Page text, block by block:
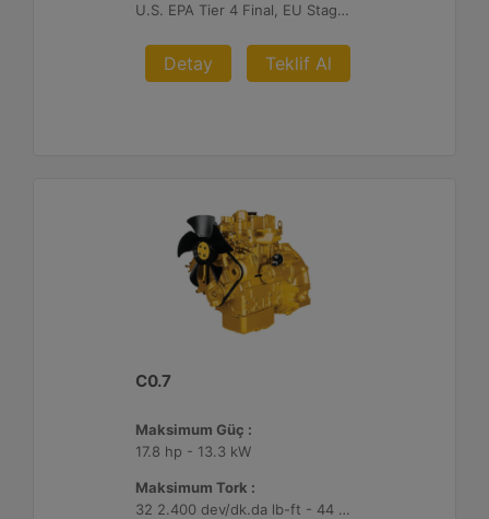
U.S. EPA Tier 4 Final, EU Stage V
Detay Teklif Al
C0.7
Maksimum Güç :
17.8 hp - 13.3 kW
Maksimum Tork :
32 2.400 dev/dk.da lb-ft - 44 2.400 dev/dk.da Nm